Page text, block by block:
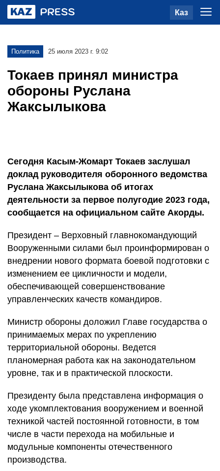
Каз
Политика 25 июля 2023 г. 9:02
Токаев принял министра
обороны Руслана
Жаксылыкова
Сегодня Касым-Жомарт Токаев заслушал
доклад руководителя оборонного ведомства
Руслана Жаксылыкова об итогах
деятельности за первое полугодие 2023 года,
сообщается на официальном сайте Акорды.
Президент – Верховный главнокомандующий
Вооруженными силами был проинформирован о
внедрении нового формата боевой подготовки с
изменением ее цикличности и модели,
обеспечивающей совершенствование
управленческих качеств командиров.
Министр обороны доложил Главе государства о
принимаемых мерах по укреплению
территориальной обороны. Ведется
планомерная работа как на законодательном
уровне, так и в практической плоскости.
Президенту была представлена информация о
ходе укомплектования вооружением и военной
техникой частей постоянной готовности, в том
числе в части перехода на мобильные и
модульные компоненты отечественного
производства.